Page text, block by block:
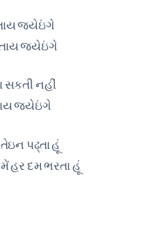
જયેઇંગે
જયેઇંગે
સકતી નહીં
જયેઇંગે
પઢ્તા હૂં
હર દમ ભરતા હૂં